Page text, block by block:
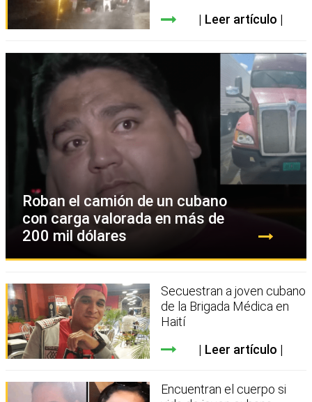
Leer artículo
Roban el camión de un cubano
con carga valorada en más de
200 mil dólares
Secuestran a joven cubano
de la Brigada Médica en
Haití
Leer artículo
Encuentran el cuerpo si